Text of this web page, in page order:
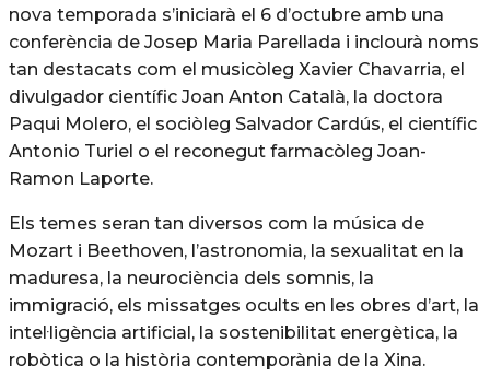
nova temporada s’iniciarà el 6 d’octubre amb una
conferència de Josep Maria Parellada i inclourà noms
tan destacats com el musicòleg Xavier Chavarria, el
divulgador científic Joan Anton Català, la doctora
Paqui Molero, el sociòleg Salvador Cardús, el científic
Antonio Turiel o el reconegut farmacòleg Joan-
Ramon Laporte.
Els temes seran tan diversos com la música de
Mozart i Beethoven, l’astronomia, la sexualitat en la
maduresa, la neurociència dels somnis, la
immigració, els missatges ocults en les obres d’art, la
intel·ligència artificial, la sostenibilitat energètica, la
robòtica o la història contemporània de la Xina.